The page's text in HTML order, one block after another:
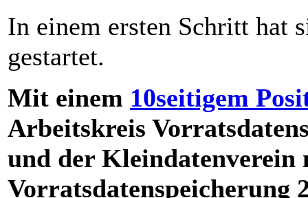
In einem ersten Schritt hat
gestartet.
Mit einem 10seitigem
Arbeitskreis
und der Kleindatenverein
Vorratsdatenspeicherung